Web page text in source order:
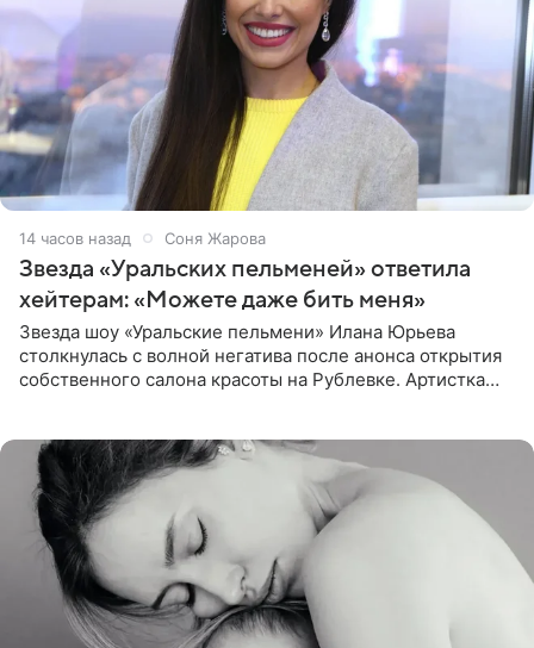
14 часов назад Соня Жарова
Звезда «Уральских пельменей» ответила
хейтерам: «Можете даже бить меня»
Звезда шоу «Уральские пельмени» Илана Юрьева
столкнулась с волной негатива после анонса открытия
собственного салона красоты на Рублевке. Артистка